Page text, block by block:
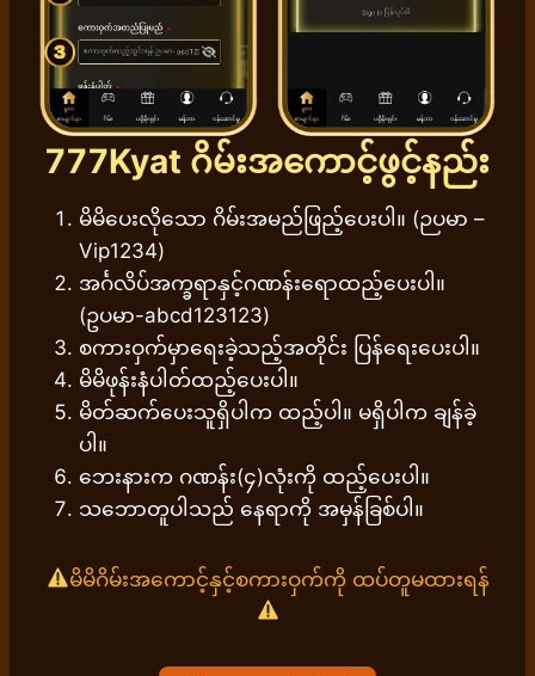
777Kyat ဂိမ်းအကောင့်ဖွင့်နည်း
မိမိပေးလိုသော ဂိမ်းအမည်ဖြည့်ပေးပါ။ (ဉပမာ –
Vip1234)
အင်္ဂလိပ်အက္ခရာနှင့်ဂဏန်းရောထည့်ပေးပါ။
(ဥပမာ-abcd123123)
စကားဝှက်မှာရေးခဲ့သည့်အတိုင်း ပြန်ရေးပေးပါ။
မိမိဖုန်းနံပါတ်ထည့်ပေးပါ။
မိတ်ဆက်ပေးသူရှိပါက ထည့်ပါ။ မရှိပါက ချန်ခဲ့
ပါ။
ဘေးနားက ဂဏန်း(၄)လုံးကို ထည့်ပေးပါ။
သဘောတူပါသည် နေရာကို အမှန်ခြစ်ပါ။
မိမိဂိမ်းအကောင့်နှင့်စကားဝှက်ကို ထပ်တူမထားရန်